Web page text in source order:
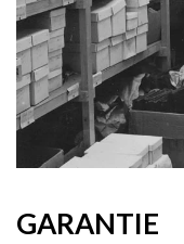
GARANTIE